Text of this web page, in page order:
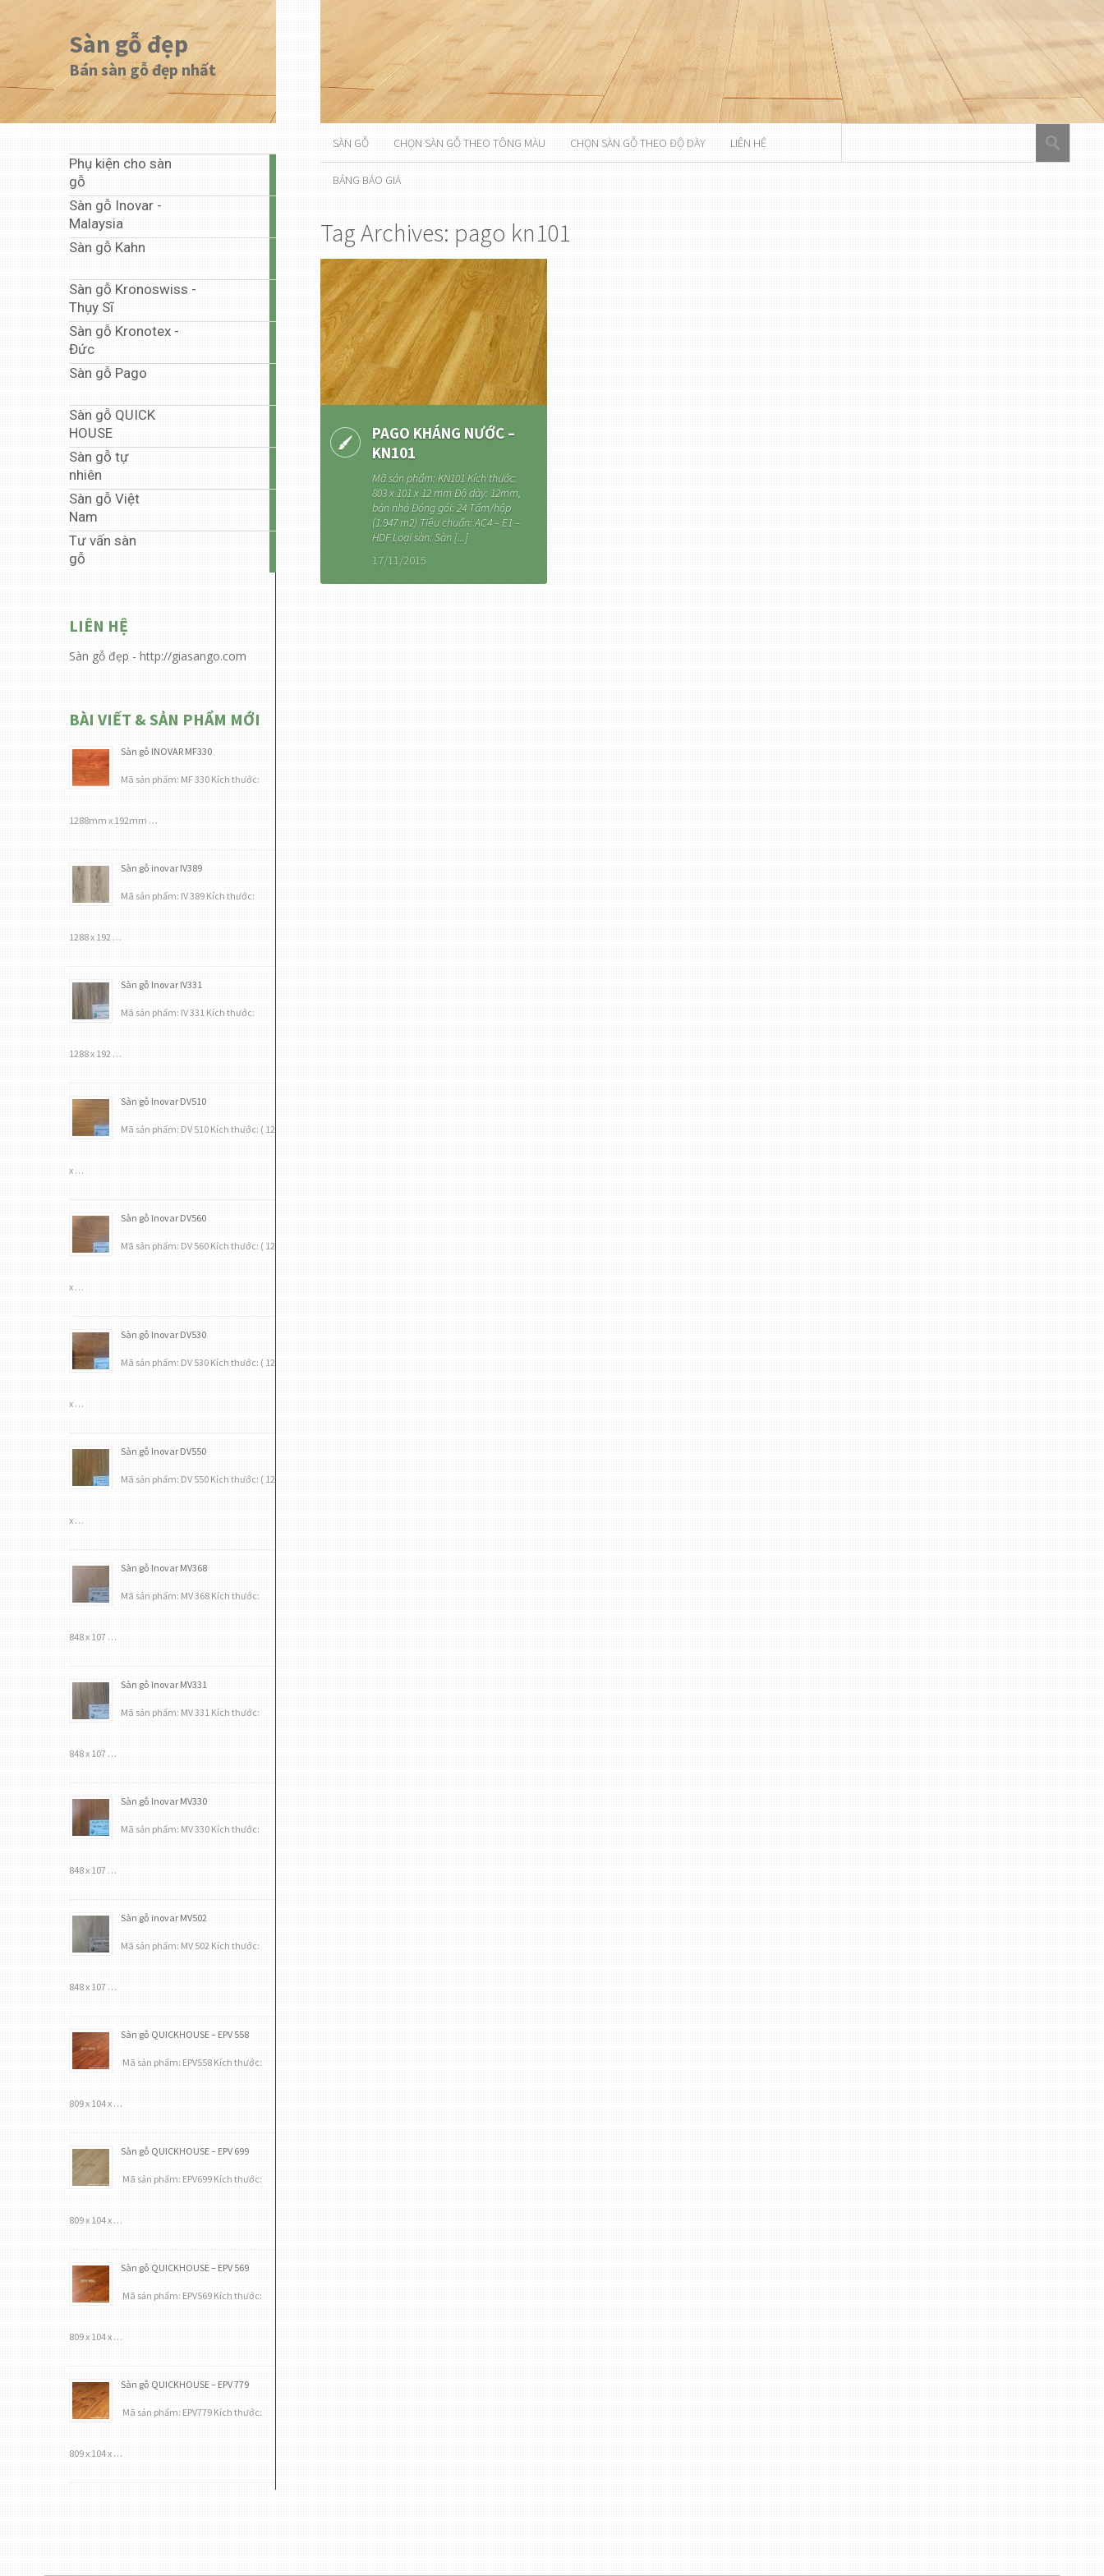
Sàn gỗ đẹp
Bán sàn gỗ đẹp nhất
Phụ kiện cho sàn
gỗ
Sàn gỗ Inovar -
Malaysia
Sàn gỗ Kahn
Sàn gỗ Kronoswiss -
Thụy Sĩ
Sàn gỗ Kronotex -
Đức
Sàn gỗ Pago
Sàn gỗ QUICK
HOUSE
Sàn gỗ tự
nhiên
Sàn gỗ Việt
Nam
Tư vấn sàn
gỗ
LIÊN HỆ
Sàn gỗ đẹp - http://giasango.com
BÀI VIẾT & SẢN PHẨM MỚI
Sàn gỗ INOVAR MF330
Mã sản phẩm: MF 330 Kích thước:
1288mm x 192mm …
Sàn gỗ inovar IV389
Mã sản phẩm: IV 389 Kích thước:
1288 x 192 …
Sàn gỗ Inovar IV331
Mã sản phẩm: IV 331 Kích thước:
1288 x 192 …
Sàn gỗ Inovar DV510
Mã sản phẩm: DV 510 Kích thước: ( 12
x …
Sàn gỗ Inovar DV560
Mã sản phẩm: DV 560 Kích thước: ( 12
x …
Sàn gỗ Inovar DV530
Mã sản phẩm: DV 530 Kích thước: ( 12
x …
Sàn gỗ Inovar DV550
Mã sản phẩm: DV 550 Kích thước: ( 12
x …
Sàn gỗ Inovar MV368
Mã sản phẩm: MV 368 Kích thước:
848 x 107 …
Sàn gỗ Inovar MV331
Mã sản phẩm: MV 331 Kích thước:
848 x 107 …
Sàn gỗ Inovar MV330
Mã sản phẩm: MV 330 Kích thước:
848 x 107 …
Sàn gỗ inovar MV502
Mã sản phẩm: MV 502 Kích thước:
848 x 107 …
Sàn gỗ QUICKHOUSE – EPV 558
Mã sản phẩm: EPV558 Kích thước:
809 x 104 x …
Sàn gỗ QUICKHOUSE – EPV 699
Mã sản phẩm: EPV699 Kích thước:
809 x 104 x …
Sàn gỗ QUICKHOUSE – EPV 569
Mã sản phẩm: EPV569 Kích thước:
809 x 104 x …
Sàn gỗ QUICKHOUSE – EPV 779
Mã sản phẩm: EPV779 Kích thước:
809 x 104 x …
SÀN GỖ CHỌN SÀN GỖ THEO TÔNG MÀU CHỌN SÀN GỖ THEO ĐỘ DÀY LIÊN HỆ
BẢNG BÁO GIÁ
Tag Archives: pago kn101
PAGO KHÁNG NƯỚC –
KN101
Mã sản phẩm: KN101 Kích thước:
803 x 101 x 12 mm Độ dày: 12mm,
bản nhỏ Đóng gói: 24 Tấm/hộp
(1.947 m2) Tiêu chuẩn: AC4 – E1 –
HDF Loại sàn: Sàn [...]
17/11/2015